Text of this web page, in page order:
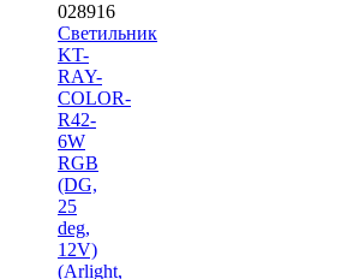
028916
Светильник
KT-
RAY-
COLOR-
R42-
6W
RGB
(DG,
25
deg,
12V)
(Arlight,